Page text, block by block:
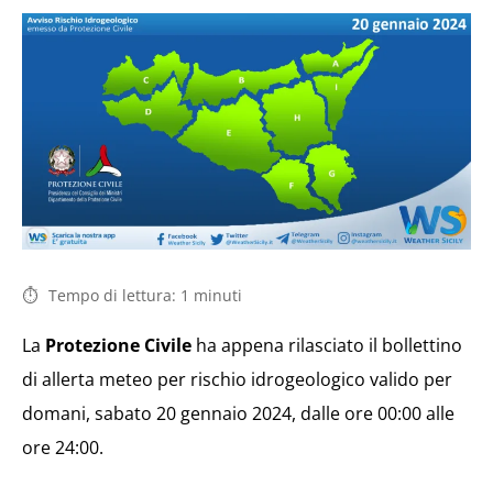
Tempo di lettura: 1 minuti
La Protezione Civile ha appena rilasciato il bollettino
di allerta meteo per rischio idrogeologico valido per
domani, sabato 20 gennaio 2024, dalle ore 00:00 alle
ore 24:00.